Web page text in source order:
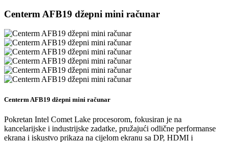
Centerm AFB19 džepni mini računar
Centerm AFB19 džepni mini računar
Pokretan Intel Comet Lake procesorom, fokusiran je na
kancelarijske i industrijske zadatke, pružajući odlične performanse
ekrana i iskustvo prikaza na cijelom ekranu sa DP, HDMI i